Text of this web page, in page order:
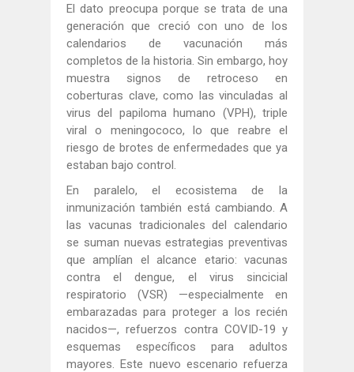
El dato preocupa porque se trata de una
generación que creció con uno de los
calendarios de vacunación más
completos de la historia. Sin embargo, hoy
muestra signos de retroceso en
coberturas clave, como las vinculadas al
virus del papiloma humano (VPH), triple
viral o meningococo, lo que reabre el
riesgo de brotes de enfermedades que ya
estaban bajo control.
En paralelo, el ecosistema de la
inmunización también está cambiando. A
las vacunas tradicionales del calendario
se suman nuevas estrategias preventivas
que amplían el alcance etario: vacunas
contra el dengue, el virus sincicial
respiratorio (VSR) —especialmente en
embarazadas para proteger a los recién
nacidos—, refuerzos contra COVID-19 y
esquemas específicos para adultos
mayores. Este nuevo escenario refuerza